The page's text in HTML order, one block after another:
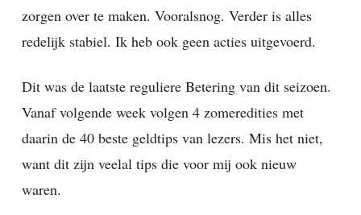
zorgen over te maken. Vooralsnog. Verder is alles
redelijk stabiel. Ik heb ook geen acties uitgevoerd.
Dit was de laatste reguliere Betering van dit seizoen.
Vanaf volgende week volgen 4 zomeredities met
daarin de 40 beste geldtips van lezers. Mis het niet,
want dit zijn veelal tips die voor mij ook nieuw
waren.